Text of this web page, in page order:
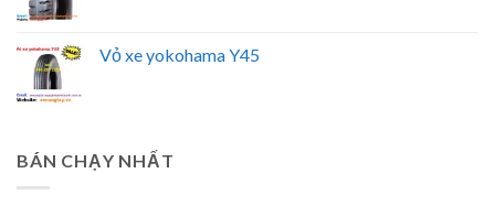
Vỏ xe yokohama Y45
BÁN CHẠY NHẤT